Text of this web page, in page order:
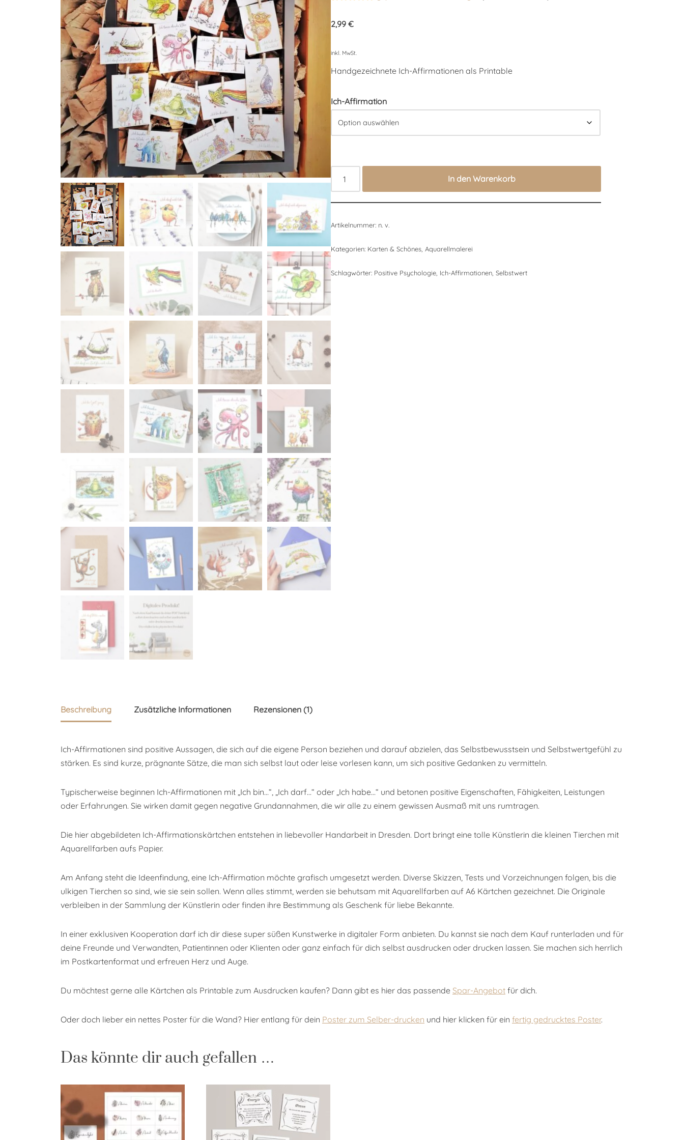
basierend
2,99 €
inkl. MwSt.
Handgezeichnete Ich-Affirmationen als Printable
Ich-Affirmation
In den Warenkorb
Artikelnummer: n. v.
Kategorien: Karten & Schönes, Aquarellmalerei
Schlagwörter: Positive Psychologie, Ich-Affirmationen, Selbstwert
Beschreibung Zusätzliche Informationen Rezensionen (1)
Ich-Affirmationen sind positive Aussagen, die sich auf die eigene Person beziehen und darauf abzielen, das Selbstbewusstsein und Selbstwertgefühl zu
stärken. Es sind kurze, prägnante Sätze, die man sich selbst laut oder leise vorlesen kann, um sich positive Gedanken zu vermitteln.
Typischerweise beginnen Ich-Affirmationen mit „Ich bin…“, „Ich darf…“ oder „Ich habe…“ und betonen positive Eigenschaften, Fähigkeiten, Leistungen
oder Erfahrungen. Sie wirken damit gegen negative Grundannahmen, die wir alle zu einem gewissen Ausmaß mit uns rumtragen.
Die hier abgebildeten Ich-Affirmationskärtchen entstehen in liebevoller Handarbeit in Dresden. Dort bringt eine tolle Künstlerin die kleinen Tierchen mit
Aquarellfarben aufs Papier.
Am Anfang steht die Ideenfindung, eine Ich-Affirmation möchte grafisch umgesetzt werden. Diverse Skizzen, Tests und Vorzeichnungen folgen, bis die
ulkigen Tierchen so sind, wie sie sein sollen. Wenn alles stimmt, werden sie behutsam mit Aquarellfarben auf A6 Kärtchen gezeichnet. Die Originale
verbleiben in der Sammlung der Künstlerin oder finden ihre Bestimmung als Geschenk für liebe Bekannte.
In einer exklusiven Kooperation darf ich dir diese super süßen Kunstwerke in digitaler Form anbieten. Du kannst sie nach dem Kauf runterladen und für
deine Freunde und Verwandten, Patientinnen oder Klienten oder ganz einfach für dich selbst ausdrucken oder drucken lassen. Sie machen sich herrlich
im Postkartenformat und erfreuen Herz und Auge.
Du möchtest gerne alle Kärtchen als Printable zum Ausdrucken kaufen? Dann gibt es hier das passende Spar-Angebot für dich.
Oder doch lieber ein nettes Poster für die Wand? Hier entlang für dein Poster zum Selber-drucken und hier klicken für ein fertig gedrucktes Poster.
Das könnte dir auch gefallen …